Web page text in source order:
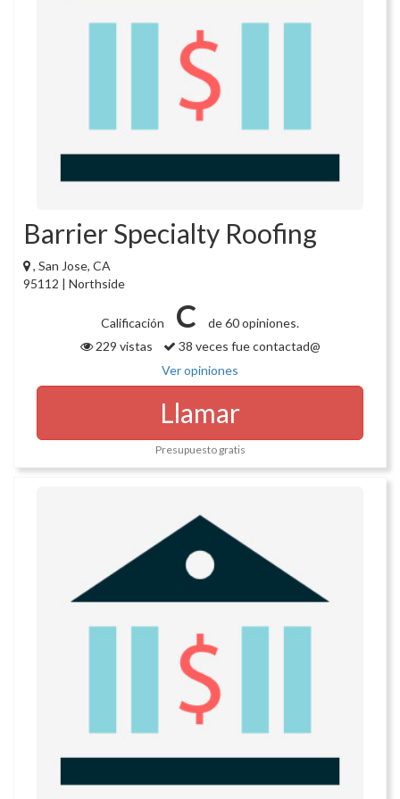
Barrier Specialty Roofing
, San Jose, CA
95112 | Northside
Calificación C
de 60 opiniones.
229 vistas
38 veces fue contactad@
Ver opiniones
Llamar
Presupuesto gratis